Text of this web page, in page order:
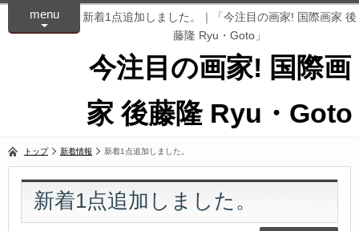
新着1点追加しました。｜「今注目の画家! 国際画家 後
藤隆 Ryu・Goto」
今注目の画家! 国際画
家 後藤隆 Ryu・Goto
menu
トップ 新着情報 新着1点追加しました。
新着1点追加しました。